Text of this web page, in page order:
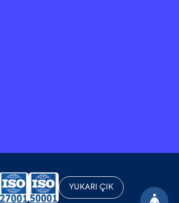
YUKARI ÇIK